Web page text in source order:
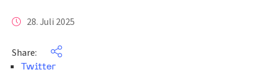
28. Juli 2025
Share:
Twitter